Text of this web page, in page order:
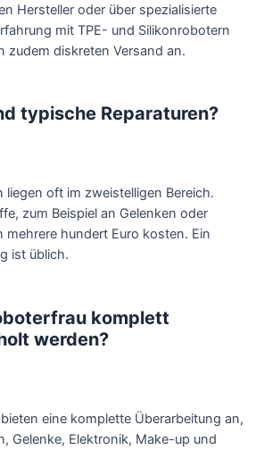
Hersteller oder über spezialisierte
mit TPE- und Silikonrobotern
zudem diskreten Versand an.
typische Reparaturen?
liegen oft im zweistelligen Bereich.
zum Beispiel an Gelenken oder
mehrere hundert Euro kosten. Ein
ist üblich.
komplett
werden?
eine komplette Überarbeitung an,
Gelenke, Elektronik, Make-up und